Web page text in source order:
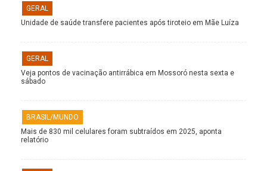
GERAL
Unidade de saúde transfere pacientes após tiroteio em Mãe Luíza
GERAL
Veja pontos de vacinação antirrábica em Mossoró nesta sexta e
sábado
BRASIL/MUNDO
Mais de 830 mil celulares foram subtraídos em 2025, aponta
relatório